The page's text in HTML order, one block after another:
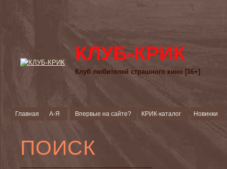
КЛУБ-КРИК
Клуб любителей страшного кино [16+]
Главная А-Я Впервые на сайте? КРИК-каталог Новинки
ПОИСК